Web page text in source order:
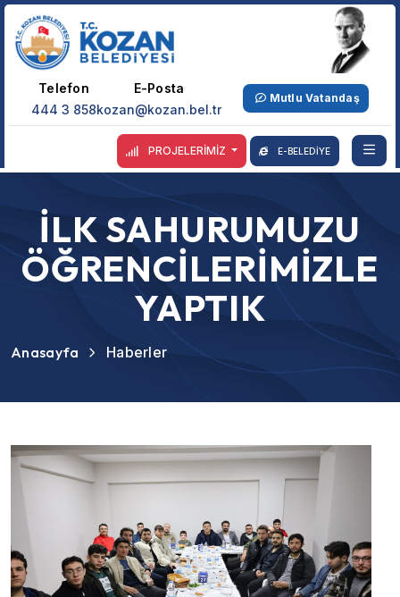
Telefon
444 3 858
E-Posta
kozan@kozan.bel.tr
Mutlu Vatandaş
PROJELERİMİZ E-BELEDİYE
İLK SAHURUMUZU
ÖĞRENCİLERİMİZLE
YAPTIK
Anasayfa Haberler